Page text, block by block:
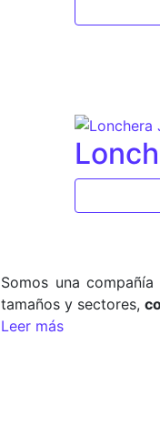
Somos una
tamaños y sectores,
Leer más